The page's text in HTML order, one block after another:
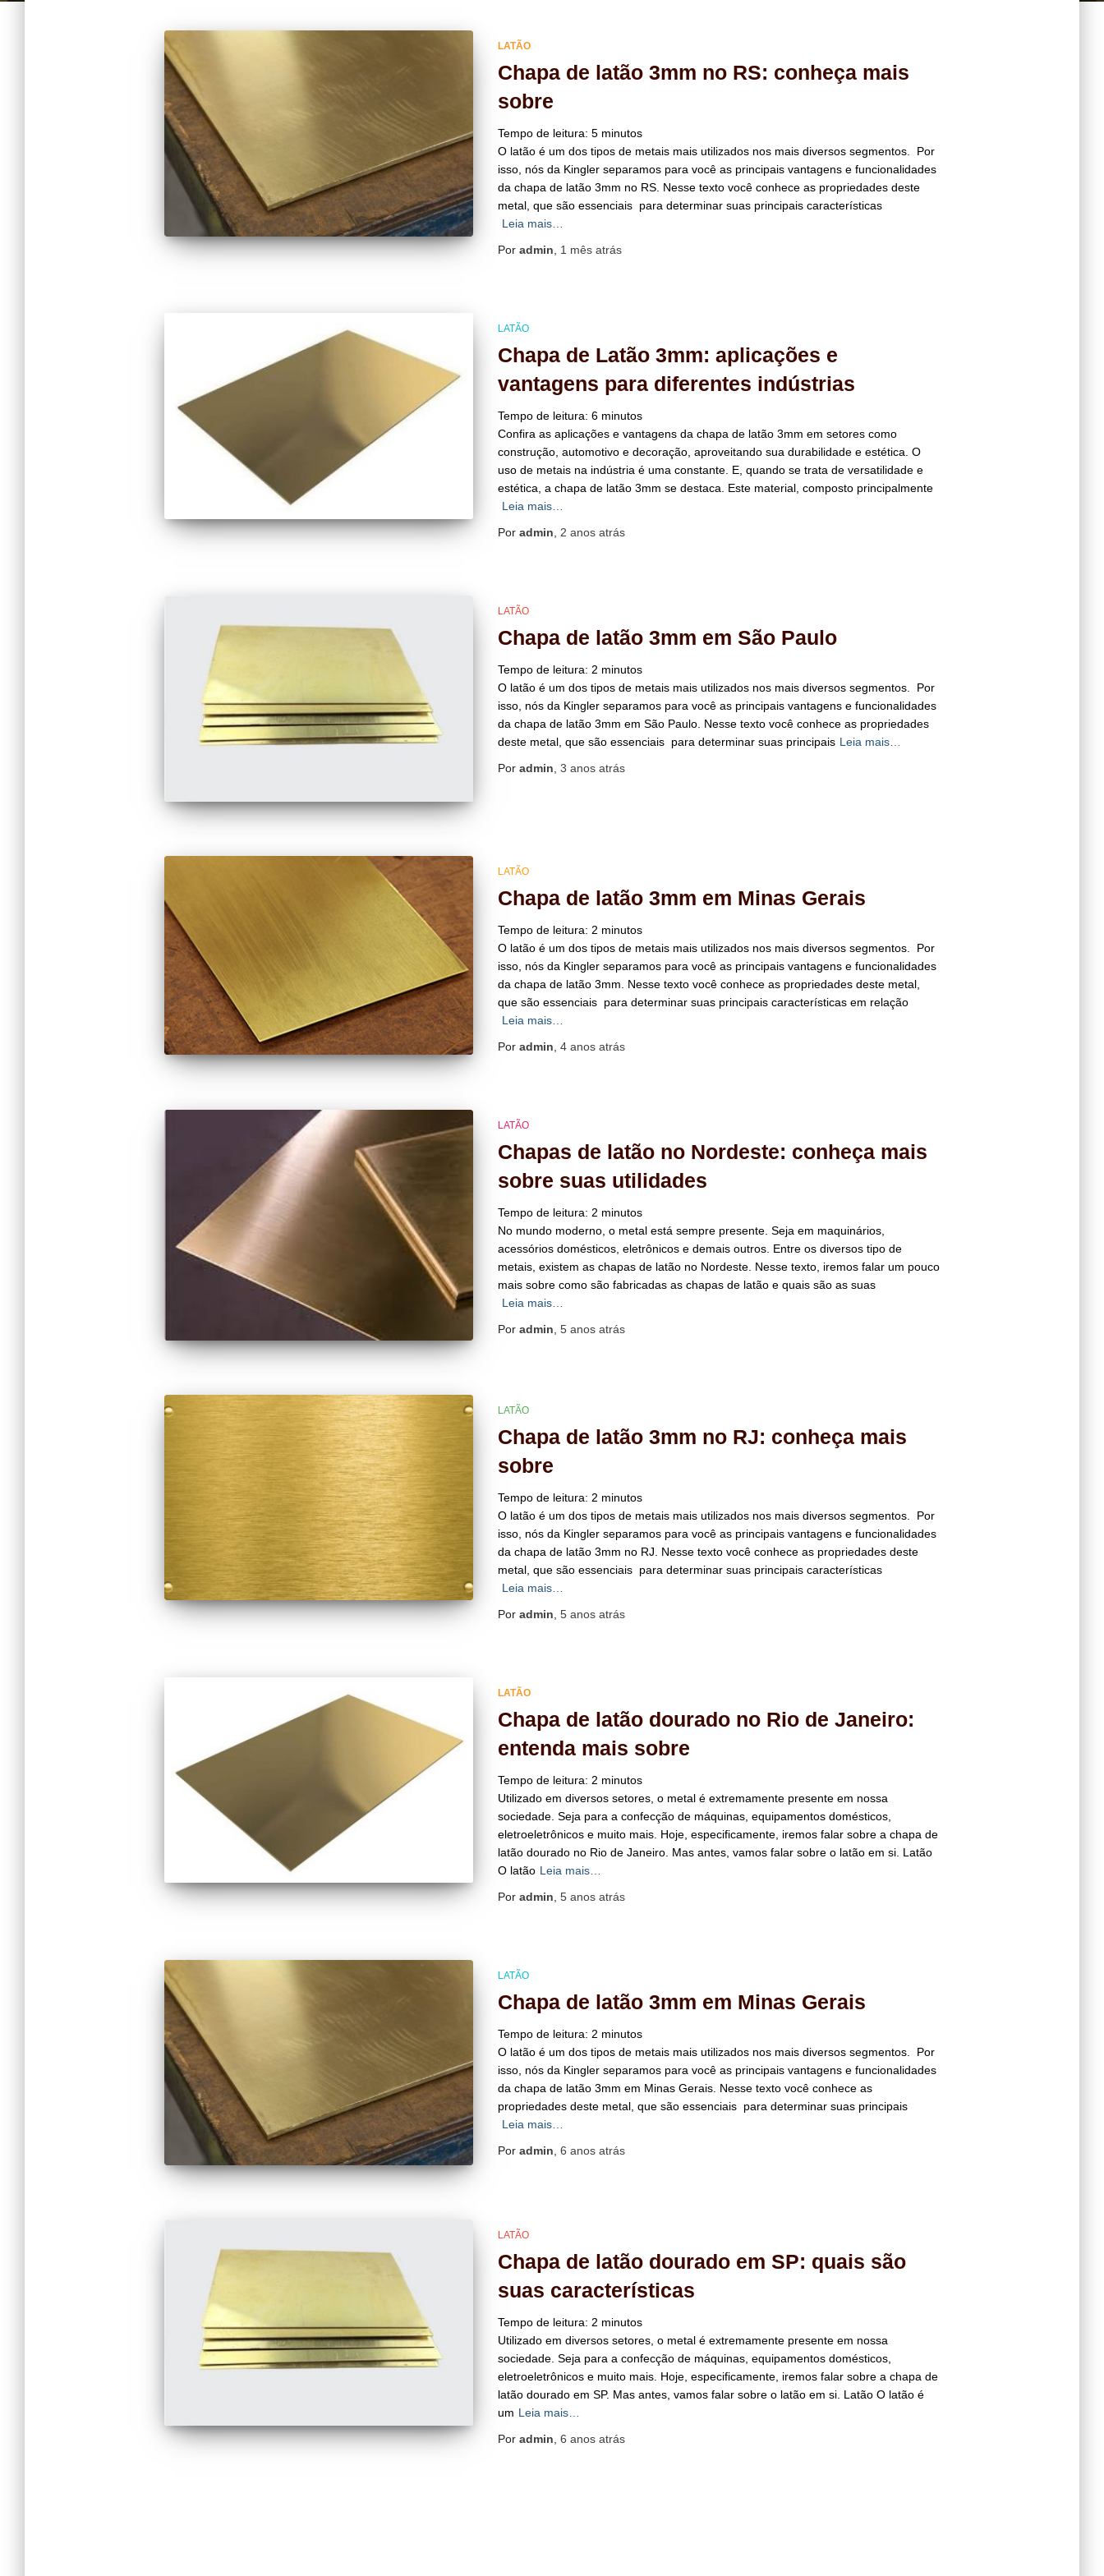
LATÃO
Chapa de latão 3mm no RS: conheça mais
sobre
Tempo de leitura: 5 minutos
O latão é um dos tipos de metais mais utilizados nos mais diversos segmentos. Por
isso, nós da Kingler separamos para você as principais vantagens e funcionalidades
da chapa de latão 3mm no RS. Nesse texto você conhece as propriedades deste
metal, que são essenciais para determinar suas principais características
Leia mais…
Por admin 1 mêsatrás
LATÃO
Chapa de Latão 3mm: aplicações e
vantagens para diferentes indústrias
Tempo de leitura: 6 minutos
Confira as aplicações e vantagens da chapa de latão 3mm em setores como
construção, automotivo e decoração, aproveitando sua durabilidade e estética. O
uso de metais na indústria é uma constante. E, quando se trata de versatilidade e
estética, a chapa de latão 3mm se destaca. Este material, composto principalmente
Leia mais…
Por admin 2 anosatrás
LATÃO
Chapa de latão 3mm em São Paulo
Tempo de leitura: 2 minutos
O latão é um dos tipos de metais mais utilizados nos mais diversos segmentos. Por
isso, nós da Kingler separamos para você as principais vantagens e funcionalidades
da chapa de latão 3mm em São Paulo. Nesse texto você conhece as propriedades
deste metal, que são essenciais para determinar suas principais Leia mais…
Por admin 3 anosatrás
LATÃO
Chapa de latão 3mm em Minas Gerais
Tempo de leitura: 2 minutos
O latão é um dos tipos de metais mais utilizados nos mais diversos segmentos. Por
isso, nós da Kingler separamos para você as principais vantagens e funcionalidades
da chapa de latão 3mm. Nesse texto você conhece as propriedades deste metal,
que são essenciais para determinar suas principais características em relação
Leia mais…
Por admin 4 anosatrás
LATÃO
Chapas de latão no Nordeste: conheça mais
sobre suas utilidades
Tempo de leitura: 2 minutos
No mundo moderno, o metal está sempre presente. Seja em maquinários,
acessórios domésticos, eletrônicos e demais outros. Entre os diversos tipo de
metais, existem as chapas de latão no Nordeste. Nesse texto, iremos falar um pouco
mais sobre como são fabricadas as chapas de latão e quais são as suas
Leia mais…
Por admin 5 anosatrás
LATÃO
Chapa de latão 3mm no RJ: conheça mais
sobre
Tempo de leitura: 2 minutos
O latão é um dos tipos de metais mais utilizados nos mais diversos segmentos. Por
isso, nós da Kingler separamos para você as principais vantagens e funcionalidades
da chapa de latão 3mm no RJ. Nesse texto você conhece as propriedades deste
metal, que são essenciais para determinar suas principais características
Leia mais…
Por admin 5 anosatrás
LATÃO
Chapa de latão dourado no Rio de Janeiro:
entenda mais sobre
Tempo de leitura: 2 minutos
Utilizado em diversos setores, o metal é extremamente presente em nossa
sociedade. Seja para a confecção de máquinas, equipamentos domésticos,
eletroeletrônicos e muito mais. Hoje, especificamente, iremos falar sobre a chapa de
latão dourado no Rio de Janeiro. Mas antes, vamos falar sobre o latão em si. Latão
O latão Leia mais…
Por admin 5 anosatrás
LATÃO
Chapa de latão 3mm em Minas Gerais
Tempo de leitura: 2 minutos
O latão é um dos tipos de metais mais utilizados nos mais diversos segmentos. Por
isso, nós da Kingler separamos para você as principais vantagens e funcionalidades
da chapa de latão 3mm em Minas Gerais. Nesse texto você conhece as
propriedades deste metal, que são essenciais para determinar suas principais
Leia mais…
Por admin 6 anosatrás
LATÃO
Chapa de latão dourado em SP: quais são
suas características
Tempo de leitura: 2 minutos
Utilizado em diversos setores, o metal é extremamente presente em nossa
sociedade. Seja para a confecção de máquinas, equipamentos domésticos,
eletroeletrônicos e muito mais. Hoje, especificamente, iremos falar sobre a chapa de
latão dourado em SP. Mas antes, vamos falar sobre o latão em si. Latão O latão é
um Leia mais…
Por admin, 6 anosatrás